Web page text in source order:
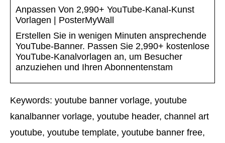
Anpassen Von 2,990+ YouTube-Kanal-Kunst
Vorlagen | PosterMyWall
Erstellen Sie in wenigen Minuten ansprechende
YouTube-Banner. Passen Sie 2,990+ kostenlose
YouTube-Kanalvorlagen an, um Besucher
anzuziehen und Ihren Abonnentenstam
Keywords: youtube banner vorlage, youtube
kanalbanner vorlage, youtube header, channel art
youtube, youtube template, youtube banner free,